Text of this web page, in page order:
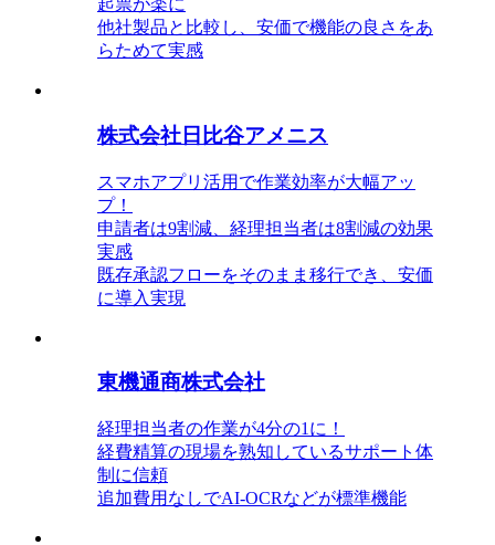
起票が楽に
他社製品と比較し、安価で機能の良さをあ
らためて実感
株式会社日比谷アメニス
スマホアプリ活用で作業効率が大幅アッ
プ！
申請者は9割減、経理担当者は8割減の効果
実感
既存承認フローをそのまま移行でき、安価
に導入実現
東機通商株式会社
経理担当者の作業が4分の1に！
経費精算の現場を熟知しているサポート体
制に信頼
追加費用なしでAI-OCRなどが標準機能